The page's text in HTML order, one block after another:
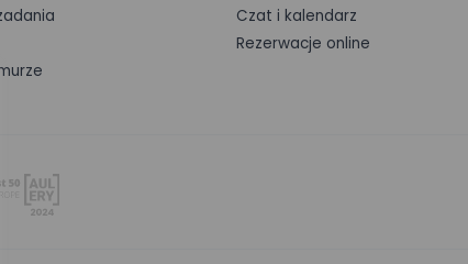
Czat i kalendarz
Rezerwacje online